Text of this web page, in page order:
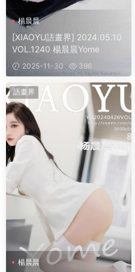
楊晨晨
[XIAOYU語畫界] 2024.05.10
VOL.1240 楊晨晨Yome
2025-11-30 396
語畫界
楊晨晨